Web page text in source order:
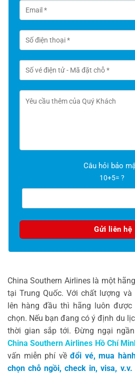
Câu hỏi bảo
10+5= ?
China Southern Airlines là một
tại Trung Quốc. Với chất lượng
lên hàng đầu thì hãng luôn được
chọn. Nếu bạn đang có ý định du
thời gian sắp tới. Đừng ngại
China Southern Airlines Hồ Chí
vấn miễn phí vềđổi vé, mua
chọn chỗ ngồi, check in, visa, v.v.